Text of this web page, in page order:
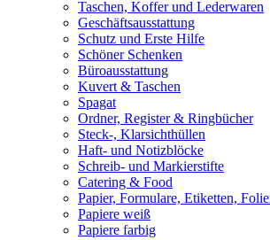
Taschen, Koffer und Lederwaren
Geschäftsausstattung
Schutz und Erste Hilfe
Schöner Schenken
Büroausstattung
Kuvert & Taschen
Spagat
Ordner, Register & Ringbücher
Steck-, Klarsichthüllen
Haft- und Notizblöcke
Schreib- und Markierstifte
Catering & Food
Papier, Formulare, Etiketten,
Papiere weiß
Papiere farbig